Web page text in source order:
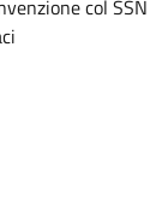
col SSN